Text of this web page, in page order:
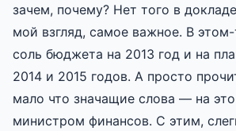
зачем, почему? Нет того в
мой взгляд, самое важное. В
соль бюджета на 2013 год и на
2014 и 2015 годов. А просто
мало что значащие слова — на
министром финансов. С этим,